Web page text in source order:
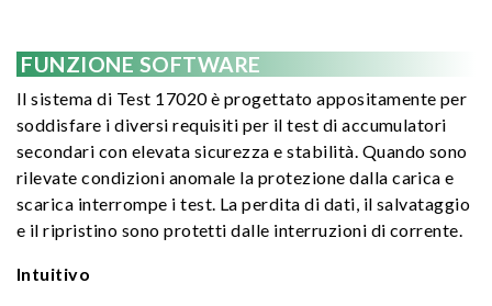
FUNZIONE SOFTWARE
Il sistema di Test 17020 è progettato appositamente per
soddisfare i diversi requisiti per il test di accumulatori
secondari con elevata sicurezza e stabilità. Quando sono
rilevate condizioni anomale la protezione dalla carica e
scarica interrompe i test. La perdita di dati, il salvataggio
e il ripristino sono protetti dalle interruzioni di corrente.
Intuitivo